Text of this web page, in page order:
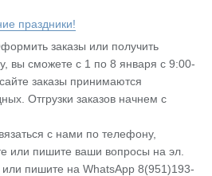
праздники!
заказы или получить
вы сможете с 1 по 8 января с 9:00-
заказы принимаются
Отгрузки заказов начнем с
с нами по телефону,
или пишите ваши вопросы на эл.
или пишите на WhatsApp 8(951)193-